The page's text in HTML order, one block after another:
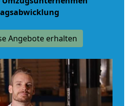
Angebote erhalten